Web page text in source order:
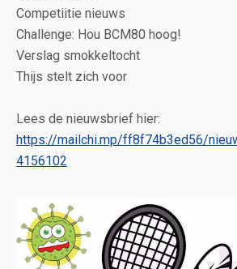
Competiitie nieuws
Challenge: Hou BCM80 hoog!
Verslag smokkeltocht
Thijs stelt zich voor
Lees de nieuwsbrief hier:
https://mailchi.mp/ff8f74b3ed56/
4156102